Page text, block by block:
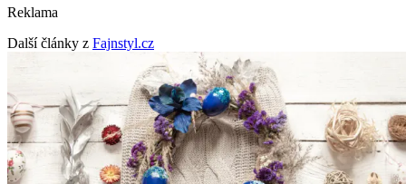
Reklama
Další články z Fajnstyl.cz